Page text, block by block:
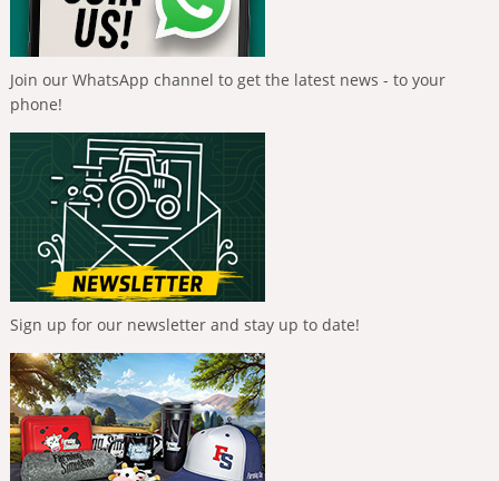
Join our WhatsApp channel to get the latest news - to your
phone!
Sign up for our newsletter and stay up to date!